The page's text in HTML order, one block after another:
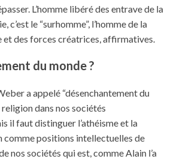
L’homme libéré des entrave de la
c’est le “surhomme”, l’homme de la
et des forces créatrices, affirmatives.
du monde ?
a appelé “désenchantement du
dans nos sociétés
il faut distinguer l’athéisme et la
comme positions intellectuelles de
nos sociétés qui est, comme Alain l’a